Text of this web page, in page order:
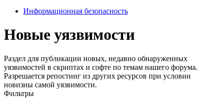
Информационная безопасность
Новые уязвимости
Раздел для публикации новых, недавно обнаруженных
уязвимостей в скриптах и софте по темам нашего форума.
Разрешается репостинг из других ресурсов при условии
новизны самой уязвимости.
Фильтры